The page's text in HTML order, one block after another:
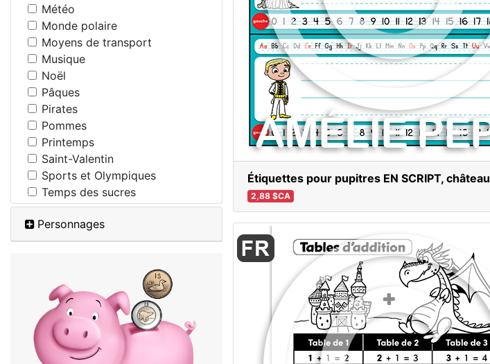
Météo
Monde polaire
Moyens de transport
Musique
Noël
Pâques
Pirates
Pommes
Printemps
Saint-Valentin
Sports et Olympiques
Temps des sucres
Personnages
Étiquettes pour pupitres EN SCRIPT, château
2,88 $CA